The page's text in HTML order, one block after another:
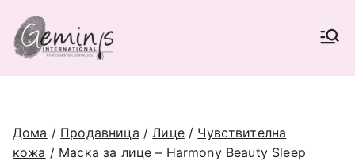
content
наменета само за регистрирани
соработници.
Дома / Продавница /Лице/ Чувствителна
кожа / Маска за лице – Harmony Beauty Sleep